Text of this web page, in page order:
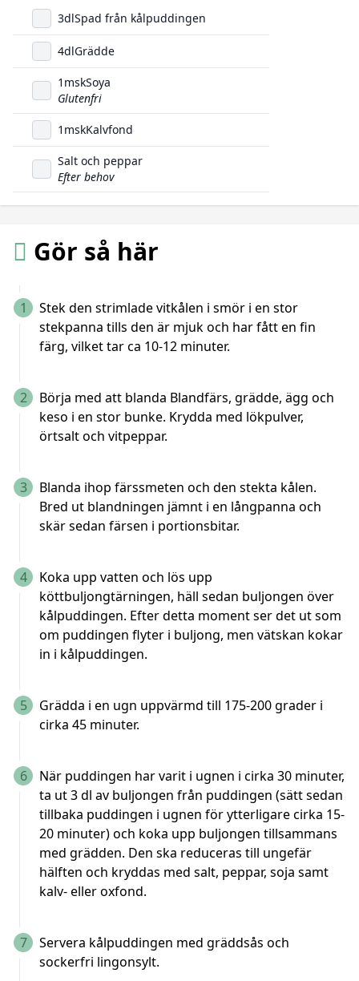
3dlSpad från kålpuddingen
4dlGrädde
1 mskSoya
Glutenfri
1 mskKalvfond
Salt och peppar
Efter behov
Gör så här
1
Stek den strimlade vitkålen i smör i en stor
stekpanna tills den är mjuk och har fått en fin
färg, vilket tar ca 10-12 minuter.
2
Börja med att blanda Blandfärs, grädde, ägg och
keso i en stor bunke. Krydda med lökpulver,
örtsalt och vitpeppar.
3
Blanda ihop färssmeten och den stekta kålen.
Bred ut blandningen jämnt i en långpanna och
skär sedan färsen i portionsbitar.
4
Koka upp vatten och lös upp
köttbuljongtärningen, häll sedan buljongen över
kålpuddingen. Efter detta moment ser det ut som
om puddingen flyter i buljong, men vätskan kokar
in i kålpuddingen.
5
Grädda i en ugn uppvärmd till 175-200 grader i
cirka 45 minuter.
6
När puddingen har varit i ugnen i cirka 30 minuter,
ta ut 3 dl av buljongen från puddingen (sätt sedan
tillbaka puddingen i ugnen för ytterligare cirka 15-
20 minuter) och koka upp buljongen tillsammans
med grädden. Den ska reduceras till ungefär
hälften och kryddas med salt, peppar, soja samt
kalv- eller oxfond.
7
Servera kålpuddingen med gräddsås och
sockerfri lingonsylt.